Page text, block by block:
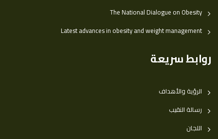
The National Dialogue on Obesity
Latest advances in obesity and weight management
روابط سريعة
الرؤية والأهداف
رسالة النقيب
اللجان